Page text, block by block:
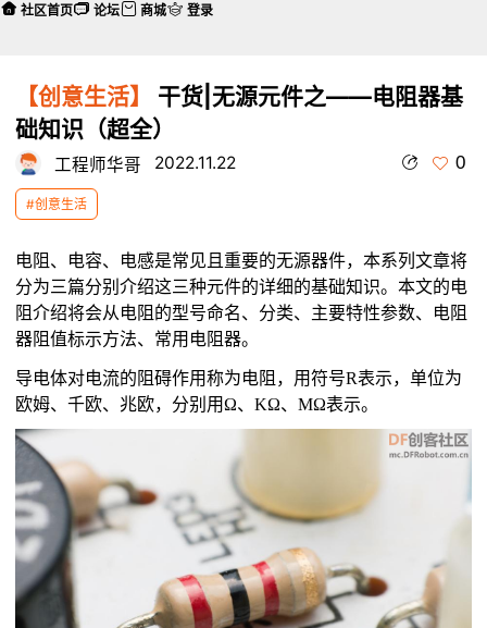
【创意生活】
干货|无源元件之——电阻器基
础知识（超全）
工程师华哥 2022.11.22 0
#创意生活
电阻、电容、电感是常见且重要的无源器件，本系列文章将
分为三篇分别介绍这三种元件的详细的基础知识。本文的电
阻介绍将会从电阻的型号命名、分类、主要特性参数、电阻
器阻值标示方法、常用电阻器。
导电体对电流的阻碍作用称为电阻，用符号R表示，单位为
欧姆、千欧、兆欧，分别用Ω、KΩ、MΩ表示。
社区首页 论坛 商城 登录